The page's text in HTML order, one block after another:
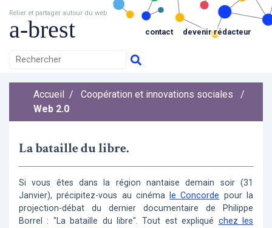
Relier et partager autour du web
a-brest contact devenir rédacteur
Accueil / Coopération et innovations sociales
/
Web 2.0
La bataille du libre.
Si vous êtes dans la région nantaise demain soir (31
Janvier), précipitez-vous au cinéma
le Concorde pour la
projection-débat du dernier documentaire de Philippe
Borrel : "La bataille du libre". Tout est expliqué chez les